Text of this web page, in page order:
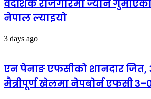
वैदेशिक रोजगारमा ज्यान
नेपाल ल्याइयो
3 days ago
एन पेनाङ एफसीको शानदार जित,
मैत्रीपूर्ण खेलमा नेपबोर्न एफसी